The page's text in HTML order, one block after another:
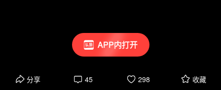
APP内打开
分享 45 298 收藏